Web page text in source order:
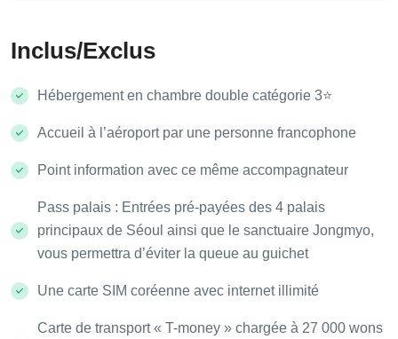
Inclus/Exclus
Hébergement en chambre double catégorie 3⭐️
Accueil à l’aéroport par une personne francophone
Point information avec ce même accompagnateur
Pass palais : Entrées pré-payées des 4 palais
principaux de Séoul ainsi que le sanctuaire Jongmyo,
vous permettra d’éviter la queue au guichet
Une carte SIM coréenne avec internet illimité
Carte de transport « T-money » chargée à 27 000 wons